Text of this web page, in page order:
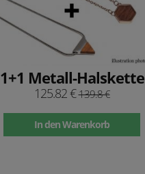
1+1 Metall-Halskette
125.82 €139.8 €
In den Warenkorb